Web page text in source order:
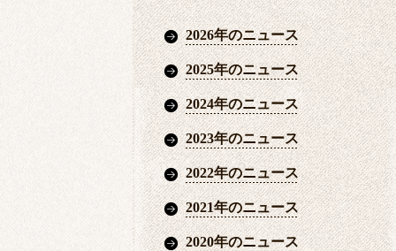
2026年のニュース
2025年のニュース
2024年のニュース
2023年のニュース
2022年のニュース
2021年のニュース
2020年のニュース